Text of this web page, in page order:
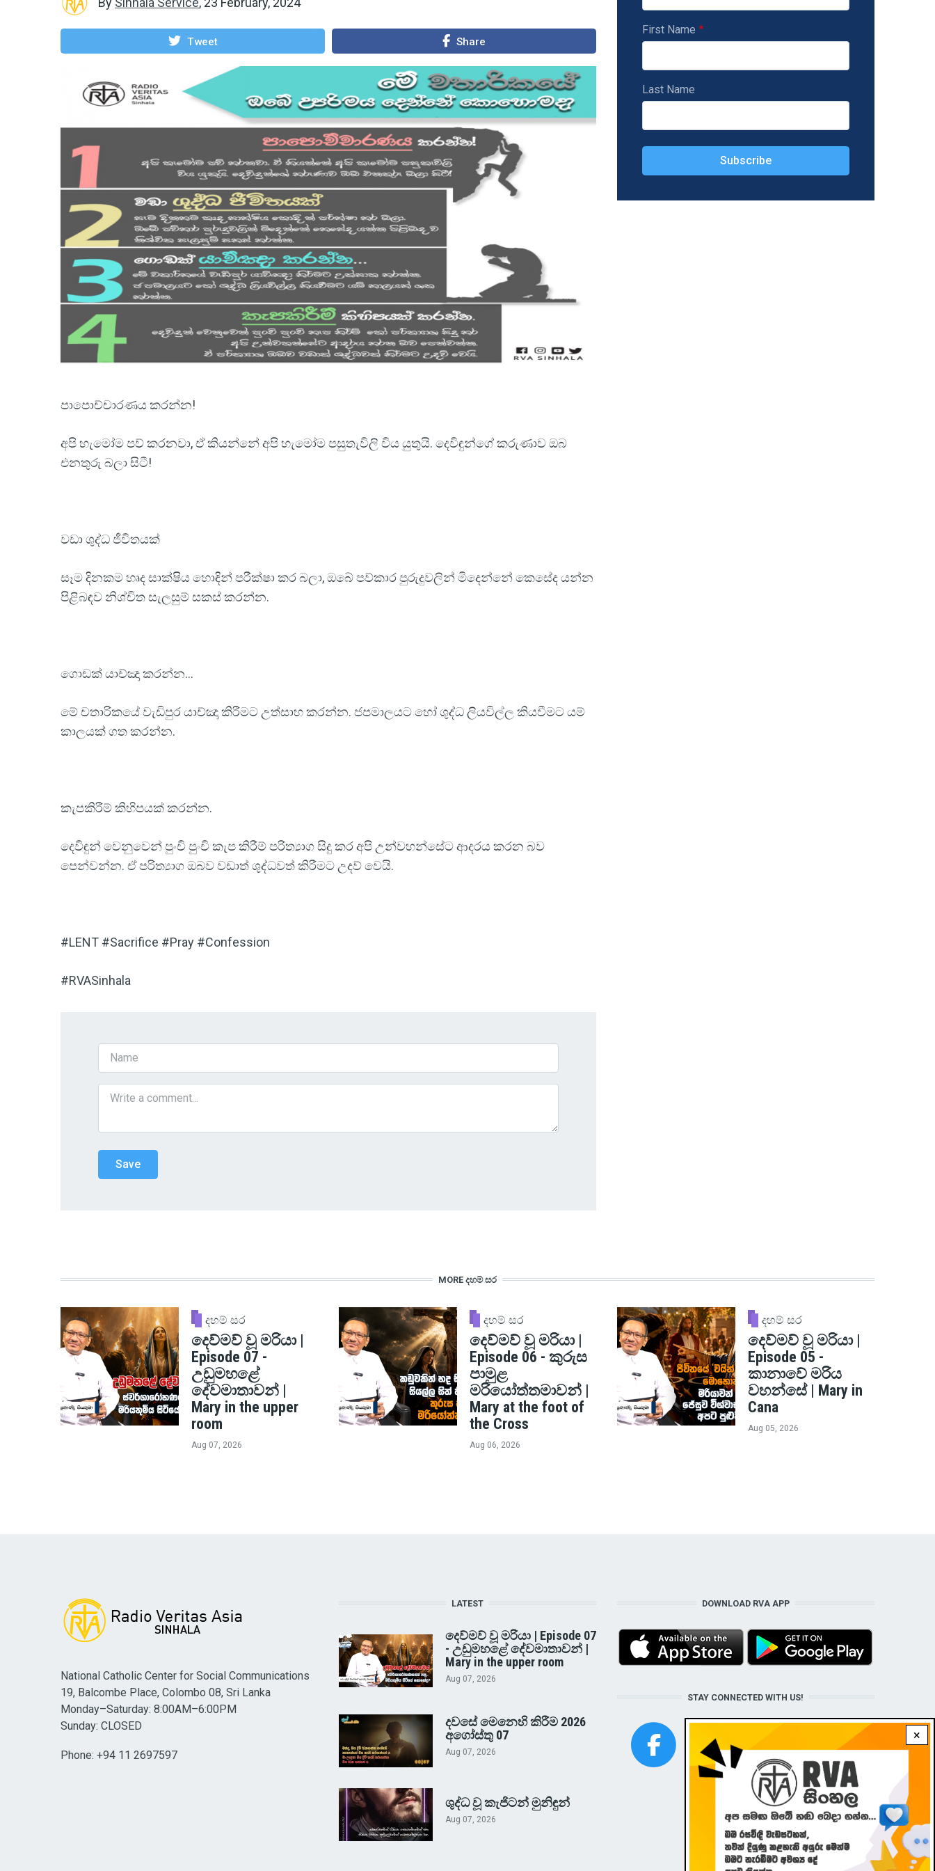
Tweet Share
පාපොච්චාරණය කරන්න!
අපි හැමෝම පව් කරනවා, ඒ කියන්නේ අපි හැමෝම පසුතැවිලි විය යුතුයි. දෙවිඳුන්ගේ කරුණාව ඔබ
එනතුරු බලා සිටී!
වඩා ශුද්ධ ජීවිතයක්
සෑම දිනකම හෘද සාක්ෂිය හොඳින් පරීක්ෂා කර බලා, ඔබේ පව්කාර පුරුදුවලින් මිදෙන්නේ කෙසේද යන්න
පිළිබඳව නිශ්චිත සැලසුම් සකස් කරන්න.
ගොඩක් යාච්ඤා කරන්න...
මේ චතාරිකයේ වැඩිපුර යාච්ඤා කිරීමට උත්සාහ කරන්න. ජපමාලයට හෝ ශුද්ධ ලියවිල්ල කියවීමට යම්
කාලයක් ගත කරන්න.
කැපකිරීම් කිහිපයක් කරන්න.
දෙවිඳුන් වෙනුවෙන් පුංචි පුංචි කැප කිරීම් පරිත්‍යාග සිදු කර අපි උන්වහන්සේට ආදරය කරන බව
පෙන්වන්න. ඒ පරිත්‍යාග ඔබව වඩාත් ශුද්ධවත් කිරීමට උදව් වෙයි.
#LENT #Sacrifice #Pray #Confession
#RVASinhala
First Name
Last Name
MORE දහම් සර
දහම් සර
දෙව්මව් වූ මරියා |
Episode 07 -
උඩුමහළේ
දේවමාතාවන් |
Mary in the upper
room
Aug 07, 2026
දහම් සර
දෙව්මව් වූ මරියා |
Episode 06 - කුරුස
පාමුළ
මරියෝත්තමාවන් |
Mary at the foot of
the Cross
Aug 06, 2026
දහම් සර
දෙව්මව් වූ මරියා |
Episode 05 -
කානාවේ මරිය
වහන්සේ | Mary in
Cana
Aug 05, 2026
×
National Catholic Center for Social Communications
19, Balcombe Place, Colombo 08, Sri Lanka
Monday–Saturday: 8:00AM–6:00PM
Sunday: CLOSED
Phone: +94 11 2697597
LATEST
දෙව්මව් වූ මරියා | Episode 07
- උඩුමහළේ දේවමාතාවන් |
Mary in the upper room
Aug 07, 2026
දවසේ මෙනෙහි කිරීම 2026
අගෝස්තු 07
Aug 07, 2026
ශුද්ධ වූ කැජිටන් මුනිඳුන්
Aug 07, 2026
DOWNLOAD RVA APP
STAY CONNECTED WITH US!